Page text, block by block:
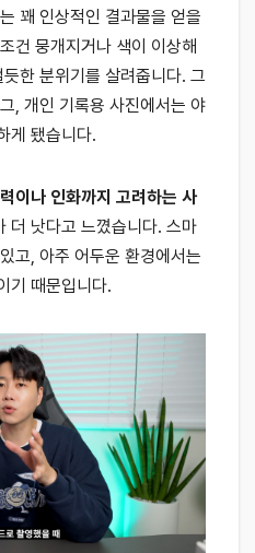
꽤 인상적인 결과물을 얻을
건 뭉개지거나 색이 이상해
한 분위기를 살려줍니다. 그
, 개인 기록용 사진에서는 야
게 됐습니다.
이나 인화까지 고려하는 사
더 낫다고 느꼈습니다. 스마
고, 아주 어두운 환경에서는
기 때문입니다.